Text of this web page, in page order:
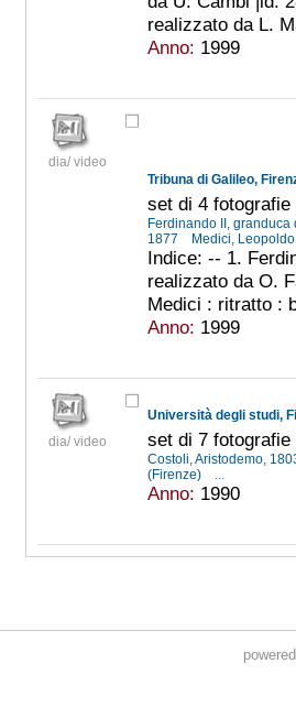
realizzato da L.
Anno: 1999
dia/ video
set di 4 fotografie
Ferdinando II,
1877
Medici,
Indice: -- 1.
realizzato da O.
Medici : ritratto :
Anno: 1999
dia/ video
Università degli studi,
set di 7 fotografie
Costoli, Aristodemo,
(Firenze)
Anno: 1990